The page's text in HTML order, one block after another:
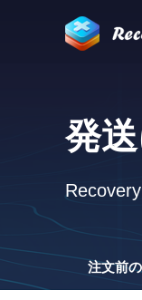
発
注文前